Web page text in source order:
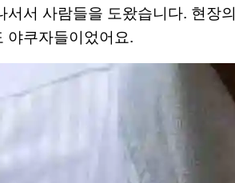
서서 사람들을 도왔습니다. 현장
야쿠자들이었어요.